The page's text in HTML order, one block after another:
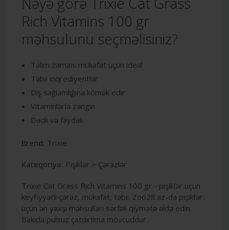
Rich Vitamins 100 gr
məhsulunu seçməlisiniz?
Təlim zamanı mükafat üçün ideal
Təbii inqrediyentlər
Diş sağlamlığına kömək edir
Vitaminlərlə zəngin
Dadlı və faydalı
Brend: Trixie
Kateqoriya: Pişiklər > Çərəzlər
Trixie Cat Grass Rich Vitamins 100 gr - pişiklər üçün
keyfiyyətli çərəz, mükafat, təbii. Zoo28.az-da pişiklər
üçün ən yaxşı məhsulları sərfəli qiymətə əldə edin.
Bakıda pulsuz çatdırılma mövcuddur.